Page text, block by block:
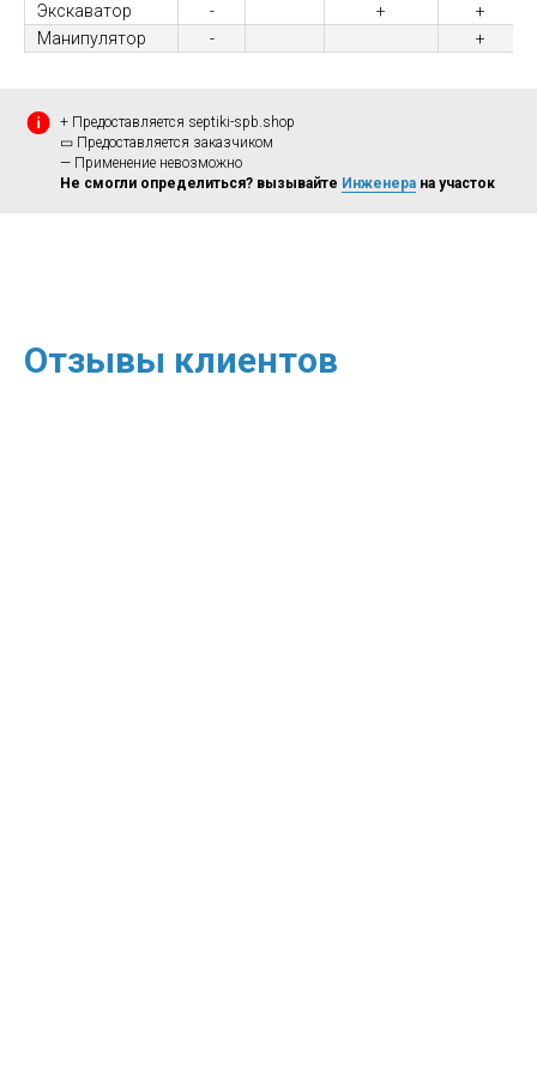
Экскаватор
- +
+
Манипулятор
- +
+ Предоставляется septiki-spb.shop
▭ Предоставляется заказчиком
— Применение невозможно
Не смогли определиться? вызывайте Инженера на участок
Отзывы клиентов